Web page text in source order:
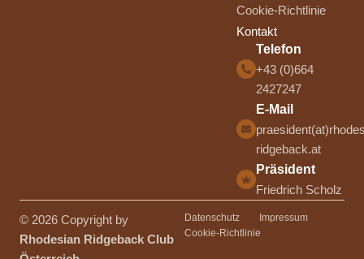
Cookie-Richtlinie
Kontakt
Telefon
+43 (0)664
2427247
E-Mail
ridgeback.at
Präsident
Friedrich Scholz
© 2026 Copyright by
Rhodesian Ridgeback Club
Datenschutz
Impressum
Cookie-Richtlinie